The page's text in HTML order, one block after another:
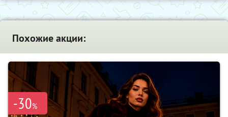
Похожие акции:
-30%